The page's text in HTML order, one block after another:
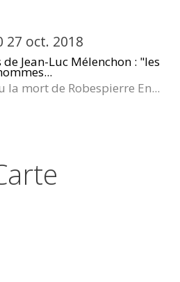
27 oct. 2018
Jean-Luc Mélenchon : "les
la mort de Robespierre En...